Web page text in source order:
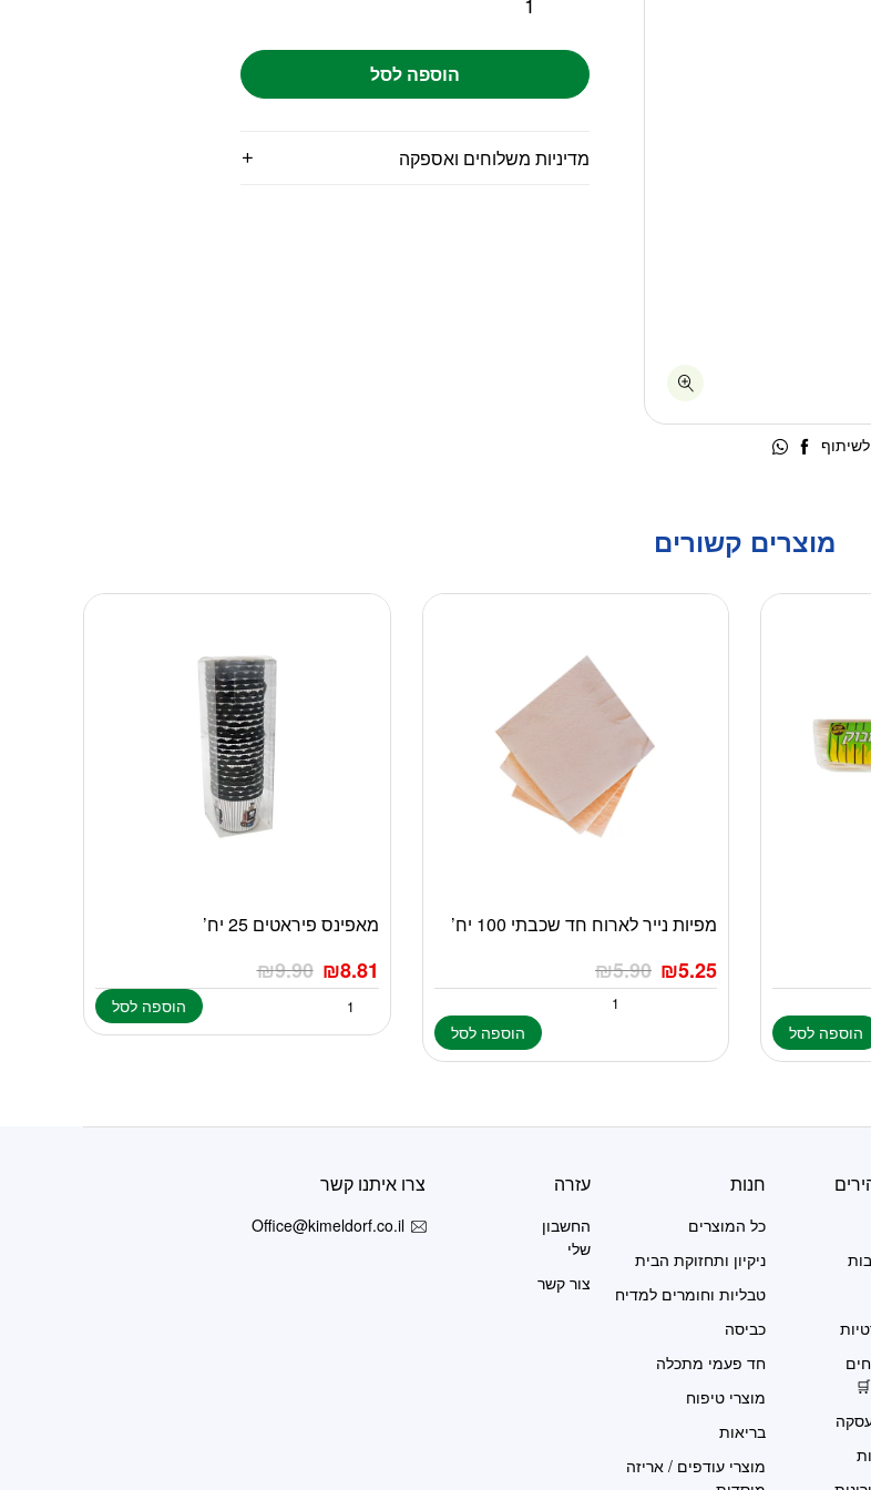
הוספה לסל
מדיניות משלוחים ואספקה
מוצרים קשורים
הוספה לסל
מפיות נייר לארוח חד שכבתי 100 יח’
₪5.90 ₪5.25
הוספה לסל
מאפינס פיראטים 25 יח’
₪9.90 ₪8.81
הוספה לסל
חנות
כל המוצרים
ניקיון ותחזוקת הבית
טבליות וחומרים למדיח
כביסה
חד פעמי מתכלה
מוצרי טיפוח
בריאות
מוצרי עודפים / אריזה
עזרה
החשבון
שלי
צור קשר
צרו איתנו קשר
Office@kimeldorf.co.il